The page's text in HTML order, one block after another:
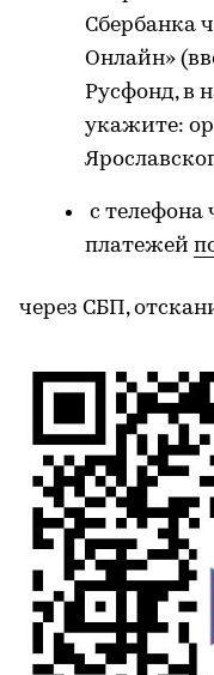
Сбербанка
Онлайн»
Русфонд, в
укажите:
с телефона
платежей
через СБП,